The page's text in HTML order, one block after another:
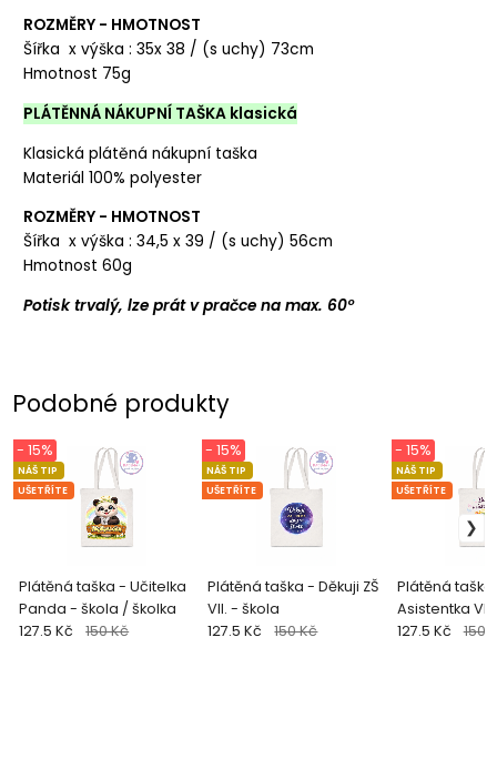
ROZMĚRY - HMOTNOST
Šířka x výška : 35x 38 / (s uchy) 73cm
Hmotnost 75g
PLÁTĚNNÁ NÁKUPNÍ TAŠKA klasická
Klasická plátěná nákupní taška
Materiál 100% polyester
ROZMĚRY - HMOTNOST
Šířka x výška : 34,5 x 39 / (s uchy) 56cm
Hmotnost 60g
Potisk trvalý, lze prát v pračce na max. 60°
Podobné produkty
Plátěná taška - Učitelka
Panda - škola / školka
NÁŠ TIP
UŠETŘÍTE
- 15%
127.5 Kč 150 Kč
Plátěná taška - Děkuji ZŠ
VII. - škola
NÁŠ TIP
UŠETŘÍTE
- 15%
127.5 Kč 150 Kč
Plátěná
Asistentka
NÁŠ TIP
UŠETŘÍTE
- 15%
127.5 Kč 150